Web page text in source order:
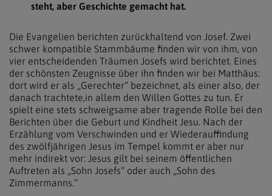
steht, aber Geschichte gemacht hat.
Die Evangelien berichten zurückhaltend von Josef. Zwei
schwer kompatible Stammbäume finden wir von ihm, von
vier entscheidenden Träumen Josefs wird berichtet. Eines
der schönsten Zeugnisse über ihn finden wir bei Matthäus:
dort wird er als „Gerechter“ bezeichnet, als einer also, der
danach trachtete,in allem den Willen Gottes zu tun. Er
spielt eine stets schweigsame aber tragende Rolle bei den
Berichten über die Geburt und Kindheit Jesu. Nach der
Erzählung vom Verschwinden und er Wiederauffindung
des zwölfjährigen Jesus im Tempel kommt er aber nur
mehr indirekt vor: Jesus gilt bei seinem öffentlichen
Auftreten als „Sohn Josefs“ oder auch „Sohn des
Zimmermanns.“